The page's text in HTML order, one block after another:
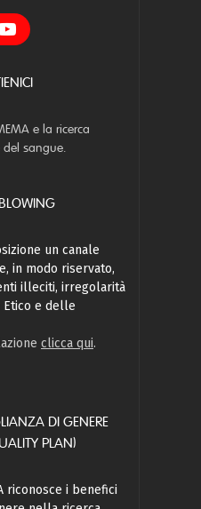
e la ricerca
sangue.
un canale
in modo riservato,
illeciti, irregolarità
Etico e delle
clicca qui.
DI GENERE
PLAN)
riconosce i benefici